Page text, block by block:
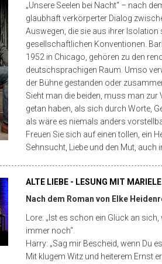
„Unsere Seelen bei Nacht“ – nach
glaubhaft verkörperter Dialog
Auswegen, die sie aus ihrer
gesellschaftlichen Konventionen.
1952 in Chicago, gehören zu den
deutschsprachigen Raum. Umso
der Bühne gestanden oder
Sieht man die beiden, muss man
getan haben, als sich durch Worte,
als wäre es niemals anders
Freuen Sie sich auf einen tollen, ein
Sehnsucht, Liebe und den Mut, auch
ALTE LIEBE - LESUNG MIT
Nach dem Roman von Elke
Lore: „Ist es schon ein Glück an
immer noch“.
Harry: „Sag mir Bescheid, wenn Du
Mit klugem Witz und heiterem Ernst